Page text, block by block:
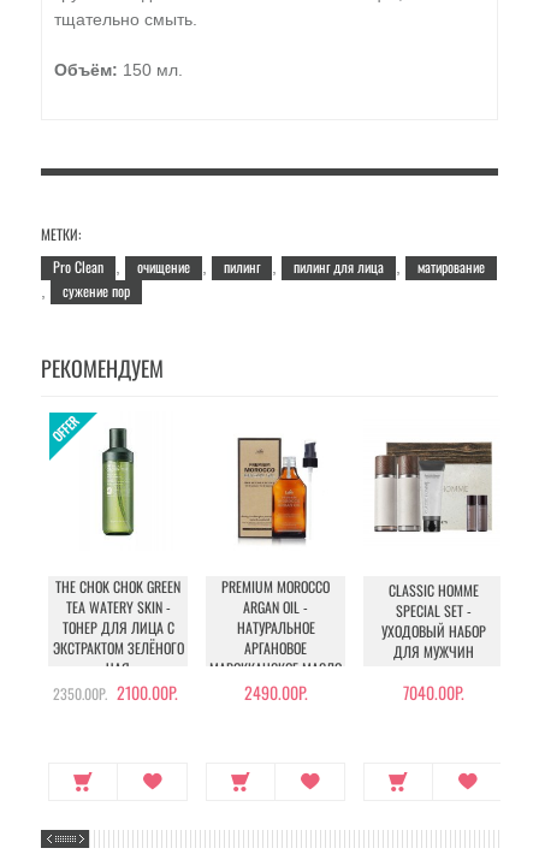
тщательно смыть.
Объём: 150 мл.
МЕТКИ:
Pro Clean
очищение пилинг пилинг для лица матирование
сужение пор
РЕКОМЕНДУЕМ
THE CHOK CHOK GREEN
TEA WATERY SKIN -
ТОНЕР ДЛЯ ЛИЦА С
ЭКСТРАКТОМ ЗЕЛЁНОГО
ЧАЯ
2350.00Р. 2100.00Р.
PREMIUM MOROCCO
ARGAN OIL -
НАТУРАЛЬНОЕ
АРГАНОВОЕ
МАРОККАНСКОЕ МАСЛО
ДЛЯ ВОЛОС
2490.00Р.
CLASSIC HOMME
SPECIAL SET -
УХОДОВЫЙ НАБОР
ДЛЯ МУЖЧИН
7040.00Р.